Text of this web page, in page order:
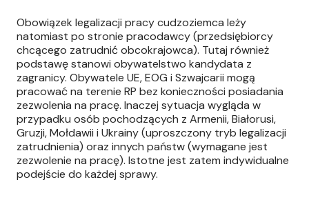
Obowiązek legalizacji pracy cudzoziemca leży
natomiast po stronie pracodawcy (przedsiębiorcy
chcącego zatrudnić obcokrajowca). Tutaj również
podstawę stanowi obywatelstwo kandydata z
zagranicy. Obywatele UE, EOG i Szwajcarii mogą
pracować na terenie RP bez konieczności posiadania
zezwolenia na pracę. Inaczej sytuacja wygląda w
przypadku osób pochodzących z Armenii, Białorusi,
Gruzji, Mołdawii i Ukrainy (uproszczony tryb legalizacji
zatrudnienia) oraz innych państw (wymagane jest
zezwolenie na pracę). Istotne jest zatem indywidualne
podejście do każdej sprawy.